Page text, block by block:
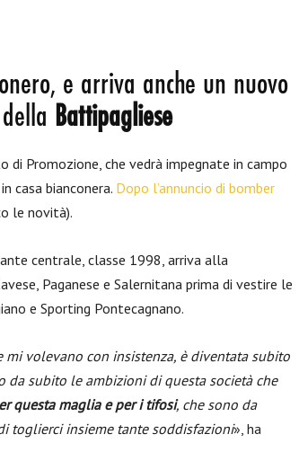
e arriva anche un nuovo
Battipagliese
Promozione, che vedrà impegnate in campo
casa bianconera. Dopo l’annuncio di bomber
le novità).
centrale, classe 1998, arriva alla
Paganese e Salernitana prima di vestire le
e Sporting Pontecagnano.
mi volevano con insistenza, è diventata subito
da subito le ambizioni di questa società che
questa maglia e per i tifosi, che sono da
toglierci insieme tante soddisfazioni», ha